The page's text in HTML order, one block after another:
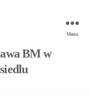
BM w
Menu